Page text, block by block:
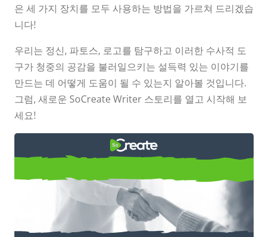
은 세 가지 장치를 모두 사용하는 방법을 가르쳐 드리겠습
니다!
우리는 정신, 파토스, 로고를 탐구하고 이러한 수사적 도
구가 청중의 공감을 불러일으키는 설득력 있는 이야기를
만드는 데 어떻게 도움이 될 수 있는지 알아볼 것입니다.
그럼, 새로운 SoCreate Writer 스토리를 열고 시작해 보
세요!
에토스, 파토스, 로고스